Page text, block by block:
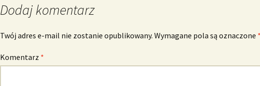
Dodaj komentarz
Twój adres e-mail nie zostanie opublikowany. Wymagane pola są oznaczone *
Komentarz *